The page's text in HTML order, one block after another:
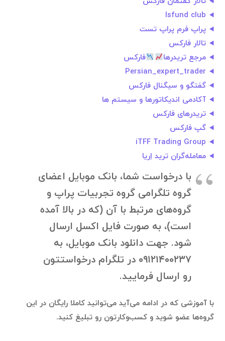
Isfund club
پراپ فرم پراپ تست
تالار فارکس
مرجع تریدرها
فارکس
Persian_expert_trader
گفتگو و سیگنال فارکس
آکادمی اندیکاتورها و سیستم ها
تریدرهای فارکس
گپ فارکس
iTFF Trading Group
معامله‌گران ترید اِریا
با درخواست شما، بانک موبایل اعضای
گروه تلگرامی گروه تجربیات پراپ و
گروه‌های مرتبط با آن (که در بالا آمده
است)، به صورت فایل اکسل ارسال
شود. جهت دانلود بانک موبایل، به
۰۹۱۲۱۴۰۰۲۳۷ در تلگرام درخواستتون
رو ارسال فرمایید.
با آموزشی که در ادامه می‌آید می‌توانید کاملا رایگان در این
گروه‌ها عضو شوید و کسب‌وکارتون رو تبلیغ کنید.